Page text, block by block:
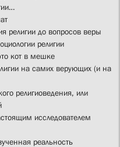
религии до вопросов веры
религии
кот в мешке
на самих верующих (и на
религиоведения, или
исследователем
реальность